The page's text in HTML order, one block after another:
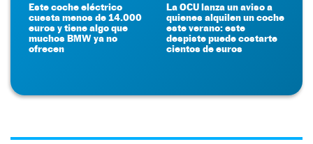
Este coche eléctrico
cuesta menos de 14.000
euros y tiene algo que
muchos BMW ya no
ofrecen
La OCU lanza un aviso a
quienes alquilen un coche
este verano: este
despiste puede costarte
cientos de euros